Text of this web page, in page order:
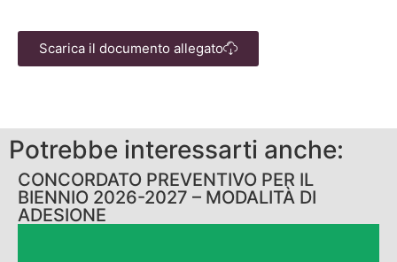
Scarica il documento allegato
Potrebbe interessarti anche:
CONCORDATO PREVENTIVO PER IL
BIENNIO 2026-2027 – MODALITÀ DI
ADESIONE